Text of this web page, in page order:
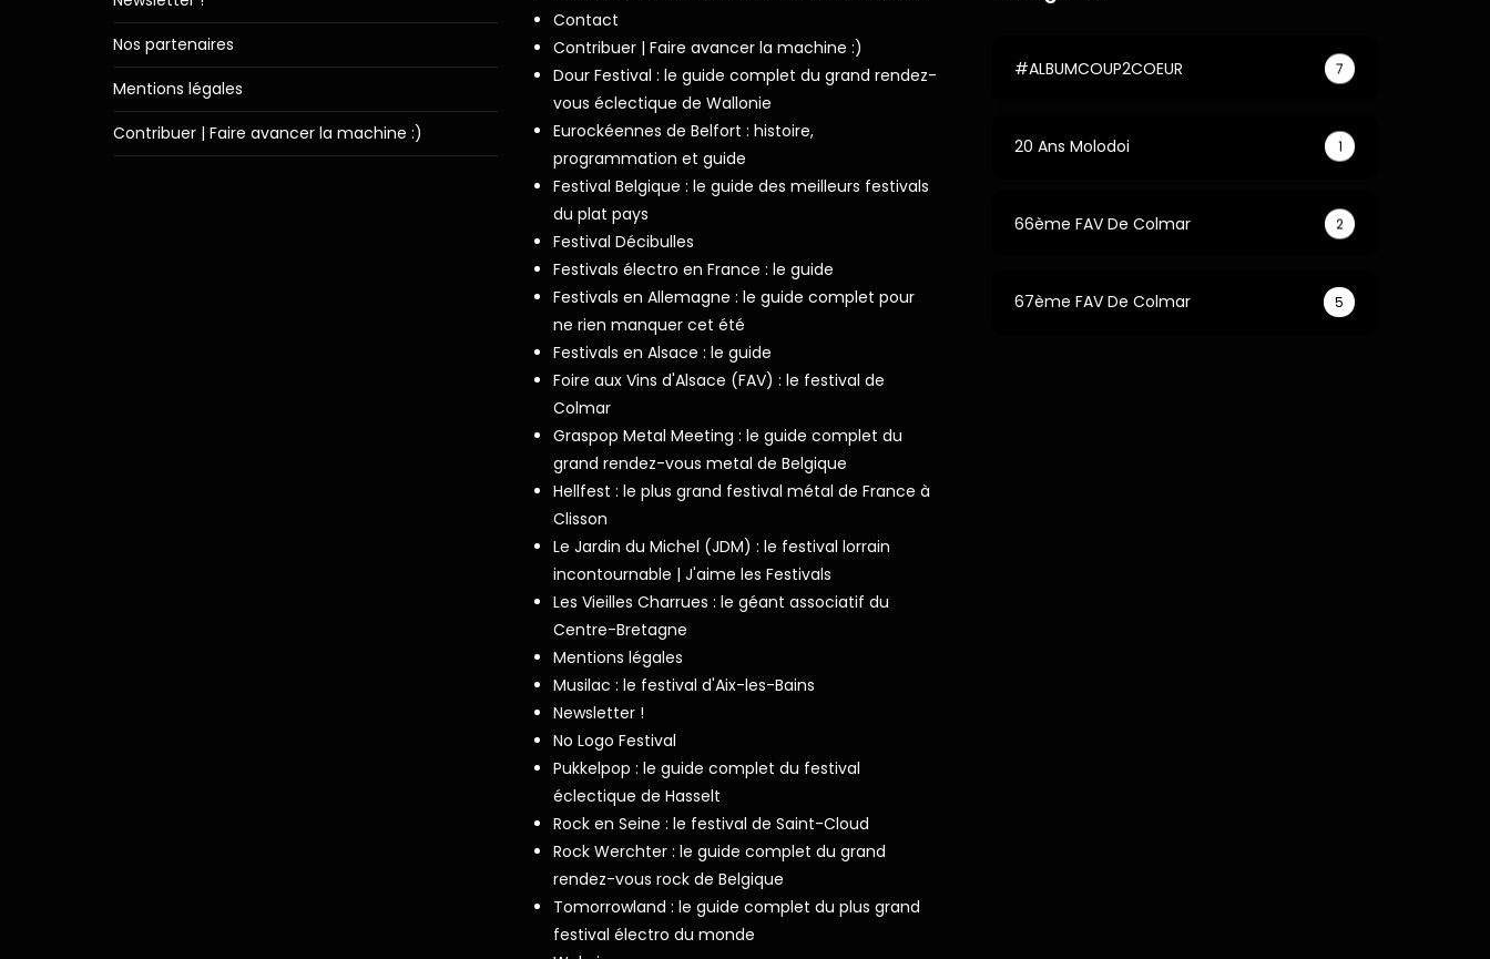
Nos partenaires
Mentions légales
Contribuer | Faire avancer la machine :)
Contact
Contribuer | Faire avancer la machine :)
Dour Festival : le guide complet du grand rendez-
vous éclectique de Wallonie
Eurockéennes de Belfort : histoire,
programmation et guide
Festival Belgique : le guide des meilleurs festivals
du plat pays
Festival Décibulles
Festivals électro en France : le guide
Festivals en Allemagne : le guide complet pour
ne rien manquer cet été
Festivals en Alsace : le guide
Foire aux Vins d'Alsace (FAV) : le festival de
Colmar
Graspop Metal Meeting : le guide complet du
grand rendez-vous metal de Belgique
Hellfest : le plus grand festival métal de France à
Clisson
Le Jardin du Michel (JDM) : le festival lorrain
incontournable | J'aime les Festivals
Les Vieilles Charrues : le géant associatif du
Centre-Bretagne
Mentions légales
Musilac : le festival d'Aix-les-Bains
Newsletter !
No Logo Festival
Pukkelpop : le guide complet du festival
éclectique de Hasselt
Rock en Seine : le festival de Saint-Cloud
Rock Werchter : le guide complet du grand
rendez-vous rock de Belgique
Tomorrowland : le guide complet du plus grand
festival électro du monde
#ALBUMCOUP2COEUR 7
20 Ans Molodoi 1
66ème FAV De Colmar 2
67ème FAV De Colmar 5